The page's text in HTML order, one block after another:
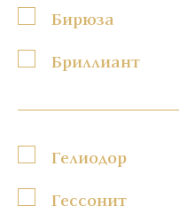
Бирюза
Бриллиант
Гелиодор
Гессонит